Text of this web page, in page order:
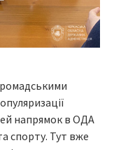
напрямок в ОДА
спорту. Тут вже